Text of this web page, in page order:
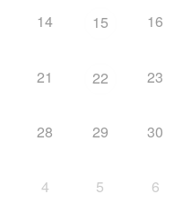
14 15 16
21 22 23
28 29 30
4 5 6